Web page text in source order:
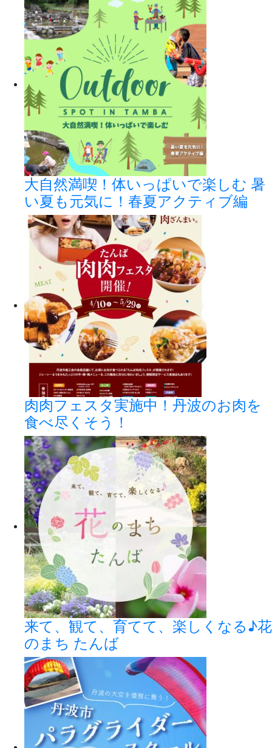
大自然満喫！体いっぱいで楽しむ 暑
い夏も元気に！春夏アクティブ編
肉肉フェスタ実施中！丹波のお肉を
食べ尽くそう！
来て、観て、育てて、楽しくなる♪花
のまち たんば